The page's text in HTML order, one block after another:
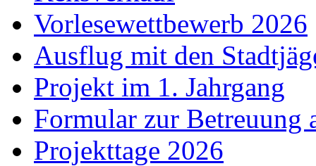
Vorlesewettbewerb 2026
Ausflug mit den
Projekt im 1. Jahrgang
Formular zur Betreuung
Projekttage 2026